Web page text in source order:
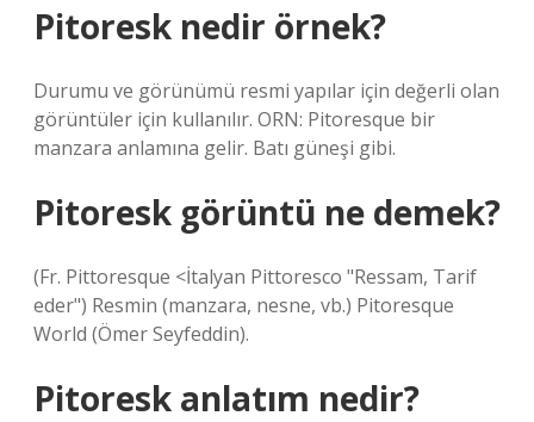
Pitoresk nedir örnek?
Durumu ve görünümü resmi yapılar için değerli olan
görüntüler için kullanılır. ORN: Pitoresque bir
manzara anlamına gelir. Batı güneşi gibi.
Pitoresk görüntü ne demek?
(Fr. Pittoresque <İtalyan Pittoresco "Ressam, Tarif
eder") Resmin (manzara, nesne, vb.) Pitoresque
World (Ömer Seyfeddin).
Pitoresk anlatım nedir?